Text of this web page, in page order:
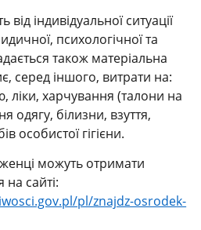
індивідуальної ситуації
психологічної та
також матеріальна
серед іншого, витрати на:
ліки, харчування (талони на
одягу, білизни, взуття,
особистої гігієни.
можуть отримати
сайті:
pl/znajdz-osrodek-